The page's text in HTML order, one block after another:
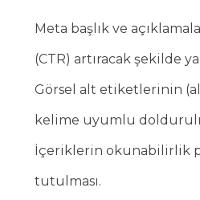
Meta başlık ve
(CTR) artıracak şekilde
Görsel alt etiketlerinin
kelime uyumlu
İçeriklerin okunabilirlik
tutulması.